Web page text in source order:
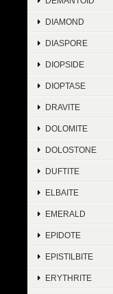
DIAMOND
DIASPORE
DIOPSIDE
DIOPTASE
DRAVITE
DOLOMITE
DOLOSTONE
DUFTITE
ELBAITE
EMERALD
EPIDOTE
EPISTILBITE
ERYTHRITE